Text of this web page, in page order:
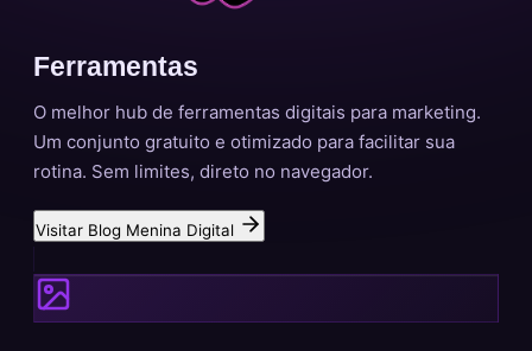
Ferramentas
O melhor hub de ferramentas digitais para marketing.
Um conjunto gratuito e otimizado para facilitar sua
rotina. Sem limites, direto no navegador.
Visitar Blog Menina Digital